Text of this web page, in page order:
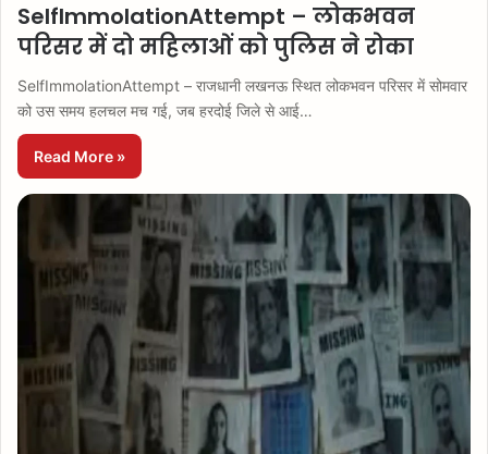
SelfImmolationAttempt – लोकभवन
परिसर में दो महिलाओं को पुलिस ने रोका
SelfImmolationAttempt – राजधानी लखनऊ स्थित लोकभवन परिसर में सोमवार
को उस समय हलचल मच गई, जब हरदोई जिले से आई…
Read More »